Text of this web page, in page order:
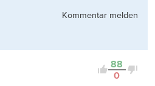
Kommentar melden
88
0